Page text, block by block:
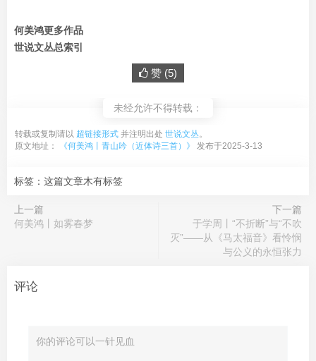
何美鸿更多作品
世说文丛总索引
赞 (5)
未经允许不得转载：
转载或复制请以 超链接形式 并注明出处 世说文丛。
原文地址：
《何美鸿丨青山吟（近体诗三首）》 发布于2025-3-13
标签：这篇文章木有标签
上一篇
何美鸿丨如雾春梦
下一篇
于学周丨“不折断”与“不吹
灭”——从《马太福音》看怜悯
与公义的永恒张力
评论